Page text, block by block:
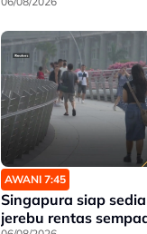
Seri Menanti |
Antarabangsa Busan
AWANI 7:45
Singapura siap
jerebu rentas